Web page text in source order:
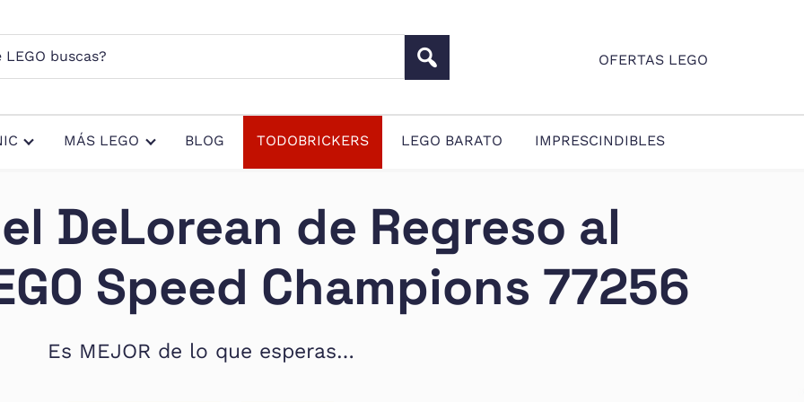
OFERTAS LEGO
MÁS LEGO BLOG TODOBRICKERS LEGO BARATO IMPRESCINDIBLES
DeLorean de Regreso al
Speed Champions 77256
Es MEJOR de lo que esperas…